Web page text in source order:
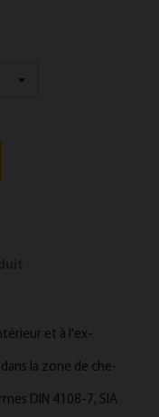
et à l'ex­
la zone de che­
DIN 4108-7, SIA